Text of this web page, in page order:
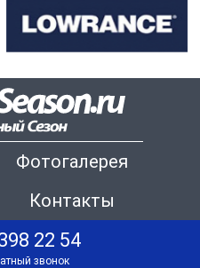
Фотогалерея
Контакты
22 54
звонок